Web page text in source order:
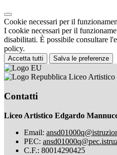
Cookie necessari per il
I cookie necessari per il
disabilitati. È possibile consultare
policy.
Accetta tutti Salva le preferenze
Liceo Artistico
Contatti
Liceo Artistico Edgardo
Email:
PEC:
C.F.: 80014290425